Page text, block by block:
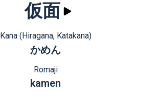
仮面
Kana (Hiragana, Katakana)
かめん
Romaji
kamen